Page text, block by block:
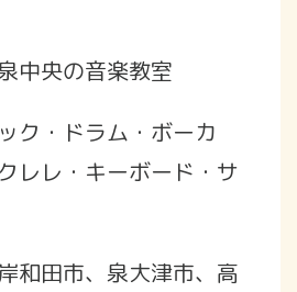
中央の音楽教室
ク・ドラム・ボーカ
レレ・キーボード・サ
和田市、泉大津市、高